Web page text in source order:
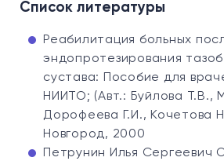
Список литературы
Реабилитация больных
эндопротезирования
сустава: Пособие для
НИИТО; (Авт.: Буйлова Т.В.,
Дорофеева Г.И., Кочетова
Новгород, 2000
Петрунин Илья Сергеевич